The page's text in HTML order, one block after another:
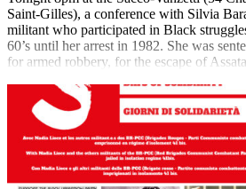
Saint-Gilles), a conference with Silvia
militant who participated in Black
60’s until her arrest in 1982. She was
for armed robbery, for the escape of